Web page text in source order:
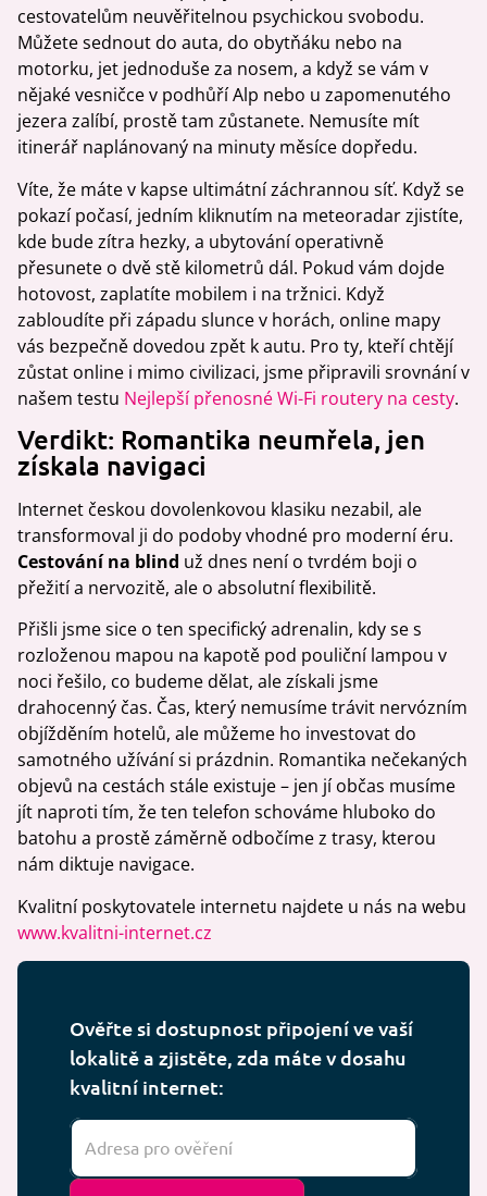
cestovatelům neuvěřitelnou psychickou svobodu.
Můžete sednout do auta, do obytňáku nebo na
motorku, jet jednoduše za nosem, a když se vám v
nějaké vesničce v podhůří Alp nebo u zapomenutého
jezera zalíbí, prostě tam zůstanete. Nemusíte mít
itinerář naplánovaný na minuty měsíce dopředu.
Víte, že máte v kapse ultimátní záchrannou síť. Když se
pokazí počasí, jedním kliknutím na meteoradar zjistíte,
kde bude zítra hezky, a ubytování operativně
přesunete o dvě stě kilometrů dál. Pokud vám dojde
hotovost, zaplatíte mobilem i na tržnici. Když
zabloudíte při západu slunce v horách, online mapy
vás bezpečně dovedou zpět k autu. Pro ty, kteří chtějí
zůstat online i mimo civilizaci, jsme připravili srovnání v
našem testu Nejlepší přenosné Wi-Fi routery na cesty.
Verdikt: Romantika neumřela, jen
získala navigaci
Internet českou dovolenkovou klasiku nezabil, ale
transformoval ji do podoby vhodné pro moderní éru.
Cestování na blind už dnes není o tvrdém boji o
přežití a nervozitě, ale o absolutní flexibilitě.
Přišli jsme sice o ten specifický adrenalin, kdy se s
rozloženou mapou na kapotě pod pouliční lampou v
noci řešilo, co budeme dělat, ale získali jsme
drahocenný čas. Čas, který nemusíme trávit nervózním
objížděním hotelů, ale můžeme ho investovat do
samotného užívání si prázdnin. Romantika nečekaných
objevů na cestách stále existuje – jen jí občas musíme
jít naproti tím, že ten telefon schováme hluboko do
batohu a prostě záměrně odbočíme z trasy, kterou
nám diktuje navigace.
Kvalitní poskytovatele internetu najdete u nás na webu
www.kvalitni-internet.cz
Ověřte si dostupnost připojení ve vaší
lokalitě a zjistěte, zda máte v dosahu
kvalitní internet: